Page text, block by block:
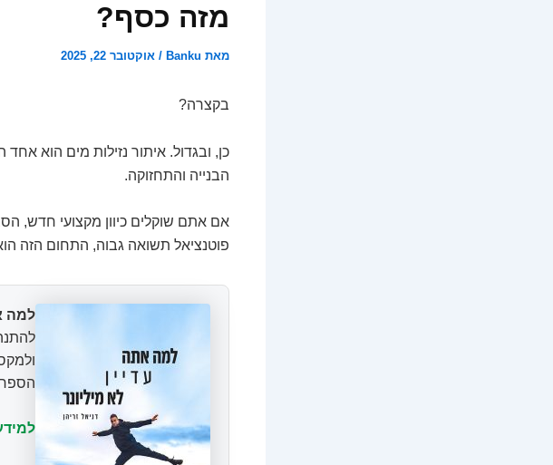
מזה כסף?
מאת Banku
/ אוקטובר 22, 2025
בקצרה?
כן, ובגדול. איתור נזילות מים הוא
הבנייה והתחזוקה.
אם אתם שוקלים כיוון מקצועי חדש,
פוטנציאל תשואה גבוה, התחום הזה
למה